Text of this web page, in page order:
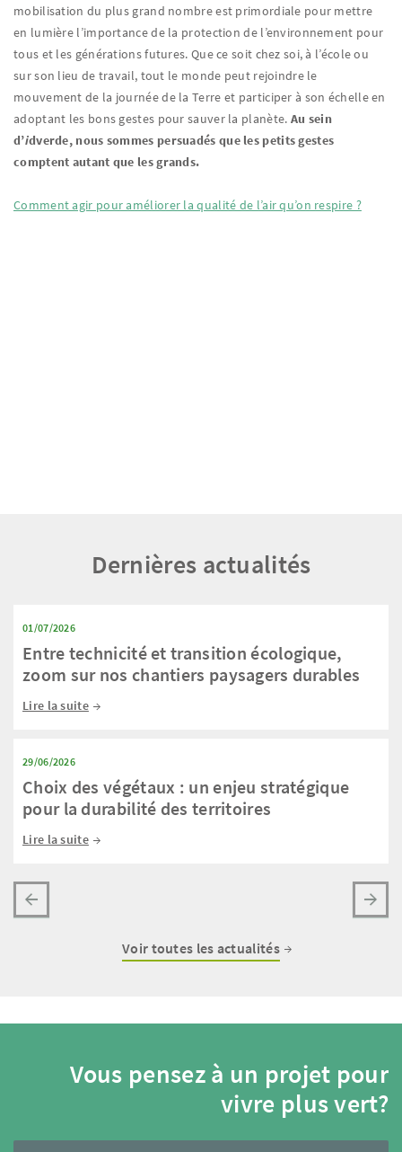
mobilisation du plus grand nombre est primordiale pour mettre
en lumière l’importance de la protection de l’environnement pour
tous et les générations futures. Que ce soit chez soi, à l’école ou
sur son lieu de travail, tout le monde peut rejoindre le
mouvement de la journée de la Terre et participer à son échelle en
adoptant les bons gestes pour sauver la planète. Au sein
d’idverde, nous sommes persuadés que les petits gestes
comptent autant que les grands.
Comment agir pour améliorer la qualité de l’air qu’on respire ?
Dernières actualités
01/07/2026
Entre technicité et transition écologique,
zoom sur nos chantiers paysagers durables
Lire la suite
29/06/2026
Choix des végétaux : un enjeu stratégique
pour la durabilité des territoires
Lire la suite
Voir toutes les actualités
Vous pensez à un projet pour
vivre plus vert?